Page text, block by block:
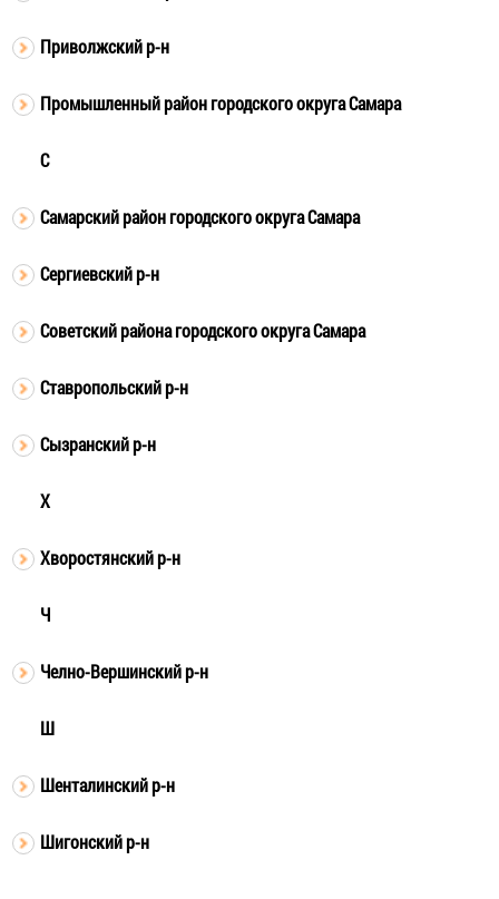
Приволжский р-н
Промышленный район городского округа Самара
С
Самарский район городского округа Самара
Сергиевский р-н
Советский района городского округа Самара
Ставропольский р-н
Сызранский р-н
Х
Хворостянский р-н
Ч
Челно-Вершинский р-н
Ш
Шенталинский р-н
Шигонский р-н